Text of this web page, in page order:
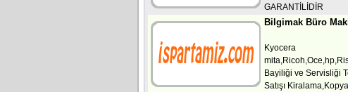
GARANTİLİDİR
Bilgimak Büro
Kyocera
Bayiliği ve Servisliği
Satışı